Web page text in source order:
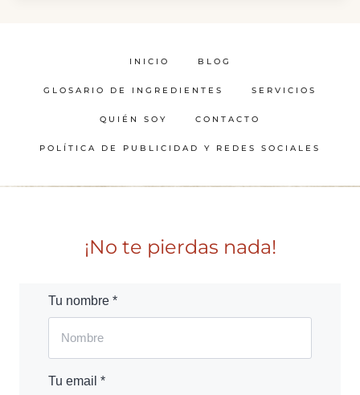
INICIO BLOG
GLOSARIO DE INGREDIENTES SERVICIOS
QUIÉN SOY CONTACTO
POLÍTICA DE PUBLICIDAD Y REDES SOCIALES
¡No te pierdas nada!
Tu nombre *
Tu email *